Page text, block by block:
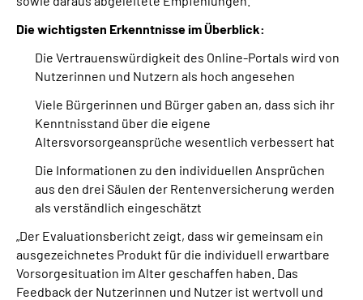
Die wichtigsten Erkenntnisse im Überblick:
Die Vertrauenswürdigkeit des Online-Portals wird von
Nutzerinnen und Nutzern als hoch angesehen
Viele Bürgerinnen und Bürger gaben an, dass sich ihr
Kenntnisstand über die eigene
Altersvorsorgeansprüche wesentlich verbessert hat
Die Informationen zu den individuellen Ansprüchen
aus den drei Säulen der Rentenversicherung werden
als verständlich eingeschätzt
„Der Evaluationsbericht zeigt, dass wir gemeinsam ein
ausgezeichnetes Produkt für die individuell erwartbare
Vorsorgesituation im Alter geschaffen haben. Das
Feedback der Nutzerinnen und Nutzer ist wertvoll und